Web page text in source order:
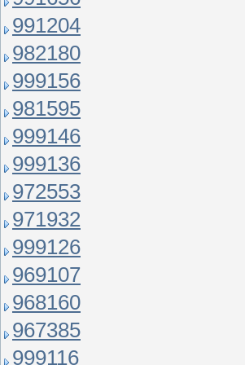
991204
982180
999156
981595
999146
999136
972553
971932
999126
969107
968160
967385
999116